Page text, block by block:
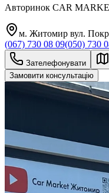
Авторинок CAR
м. Житомир вул.
(067) 730 08 09(050) 730
Зателефонувати
Замовити консультацію